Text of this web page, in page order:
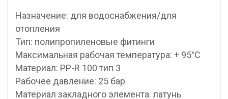
Назначение: для водоснабжения/для
отопления
Тип: полипропиленовые фитинги
Максимальная рабочая температура: + 95°С
Материал: PP-R 100 тип 3
Рабочее давление: 25 бар
Материал закладного элемента: латунь